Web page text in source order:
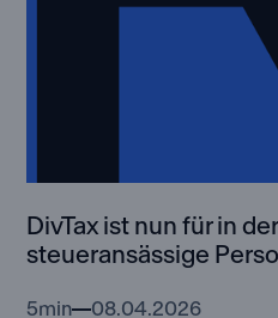
DivTax ist nun für in
steueransässige
5min 08.04.2026